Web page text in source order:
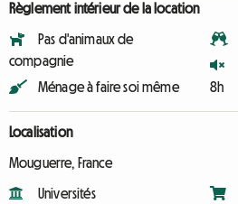
Règlement intérieur de la location
Pas d'animaux de
compagnie
Ménage à faire soi même
8h
Localisation
Mouguerre, France
Universités